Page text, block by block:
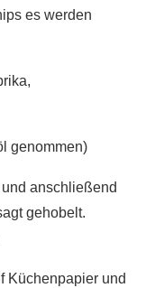
es werden
genommen)
anschließend
gehobelt.
Küchenpapier und